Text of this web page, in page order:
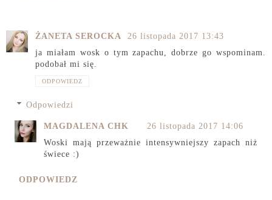
ŻANETA SEROCKA
26 listopada 2017 13:43
ja miałam wosk o tym zapachu, dobrze go wspominam.
podobał mi się.
ODPOWIEDZ
Odpowiedzi
MAGDALENA CHK
26 listopada 2017 14:06
Woski mają przeważnie intensywniejszy zapach niż
świece :)
ODPOWIEDZ